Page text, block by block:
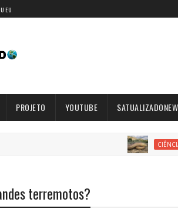
EU
PROJETO YOUTUBE
CIÊNCIA Qual
terremotos?